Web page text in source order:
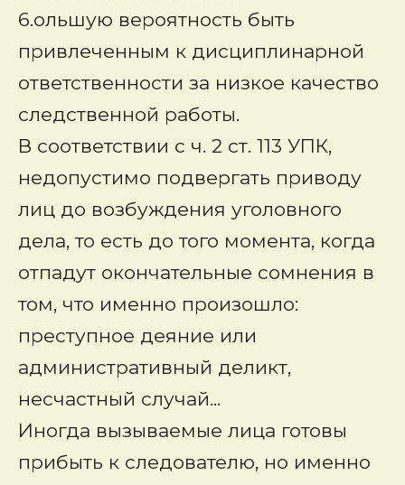
6.ольшую вероятность быть
привлеченным к дисциплинарной
ответственности за низкое качество
следственной работы.
В соответствии с ч. 2 ст. 113 УПК,
недопустимо подвергать приводу
лиц до возбуждения уголовного
дела, то есть до того момента, когда
отпадут окончательные сомнения в
том, что именно произошло:
преступное деяние или
административный деликт,
несчастный случай...
Иногда вызываемые лица готовы
прибыть к следователю, но именно